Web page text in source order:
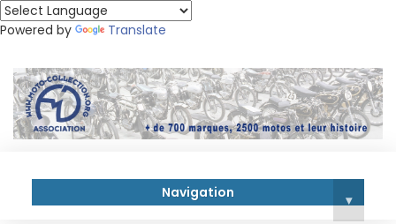
Powered by Translate
Navigation ▾